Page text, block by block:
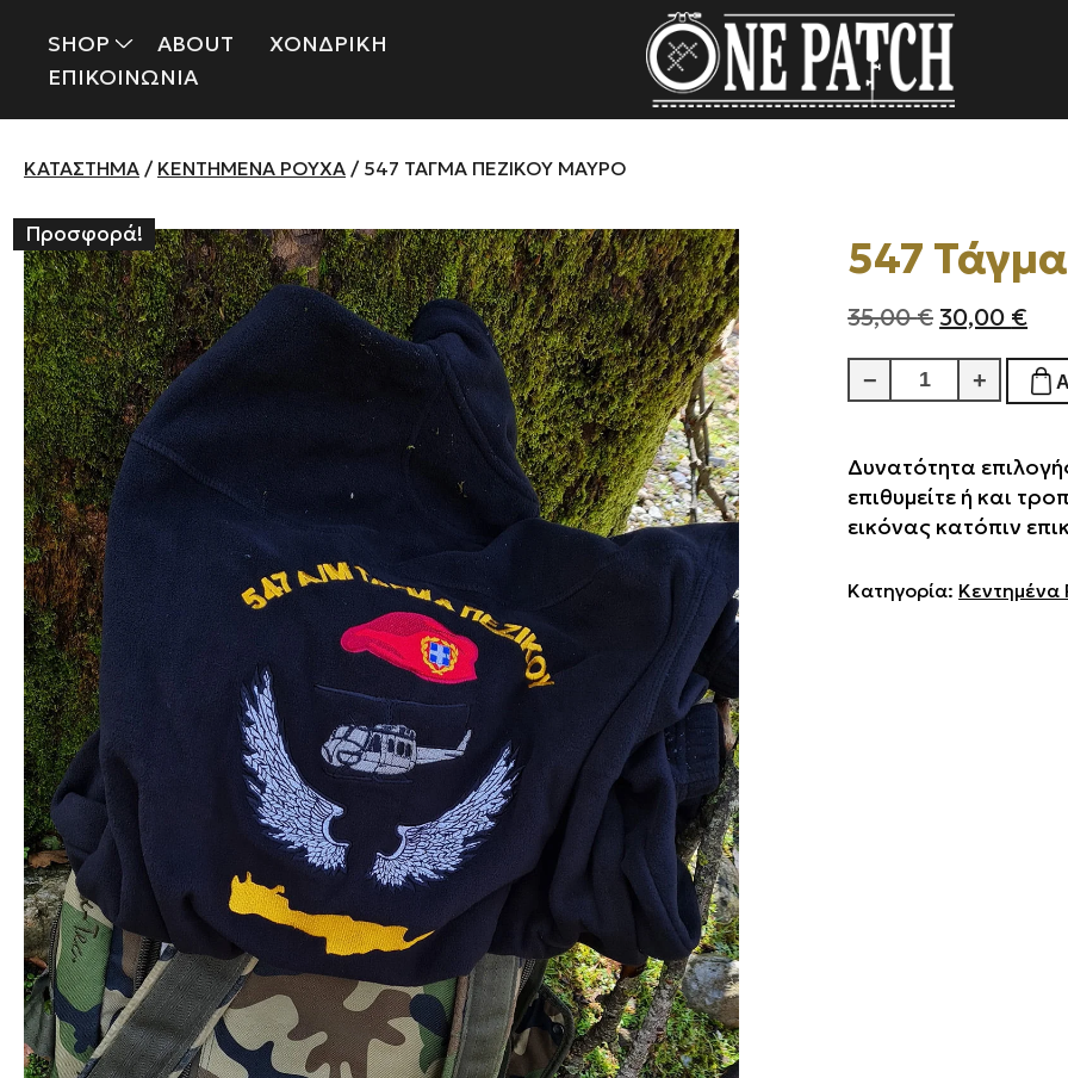
SHOP ABOUT
ΧΟΝΔΡΙΚΗ
ΕΠΙΚΟΙΝΩΝΙΑ
ΚΑΤΆΣΤΗΜΑ / ΚΕΝΤΗΜΈΝΑ ΡΟΎΧΑ / 547 ΤΆΓΜΑ ΠΕΖΙΚΟΎ ΜΑΎΡΟ
Προσφορά! 547
35,00€ Original
was:
30,00 €Η
−
547
Τάγμα
Μαύρο
ποσότητα
+
Δυνατότητα
επιθυμείτε ή και
εικόνας κατόπιν
Κατηγορία: Κεντημένα